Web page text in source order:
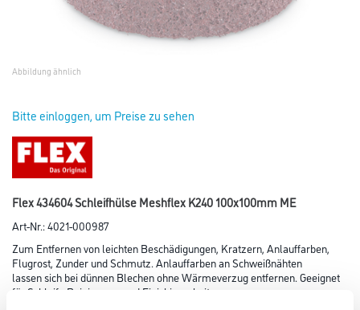
Abbildung ähnlich
Bitte einloggen, um Preise zu sehen
Flex 434604 Schleifhülse Meshflex K240 100x100mm ME
Art-Nr.:4021-000987
Zum Entfernen von leichten Beschädigungen, Kratzern, Anlauffarben,
Flugrost, Zunder und Schmutz. Anlauffarben an Schweißnähten
lassen sich bei dünnen Blechen ohne Wärmeverzug entfernen. Geeignet
für Schleif-, Reinigungs- und Finishingarbeiten an